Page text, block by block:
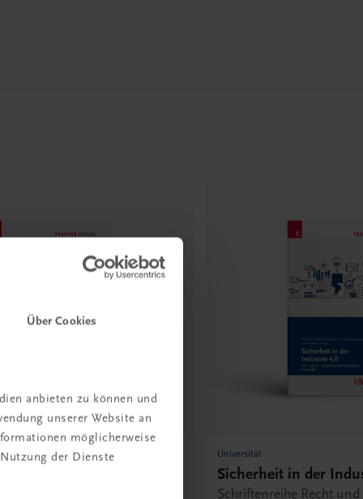
Über Cookies
anbieten zu können und
unserer Website an
möglicherweise
der Dienste
Universität
Sicherheit in der
Schriftenreihe Recht und